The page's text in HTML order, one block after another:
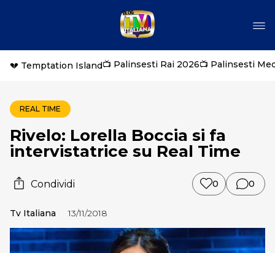
💔 Temptation Island📺 Palinsesti Rai 2026📺 Palinsesti
REAL TIME
Rivelo: Lorella Boccia si fa
intervistatrice su Real Time
Condividi 0 0
Tv Italiana 13/11/2018